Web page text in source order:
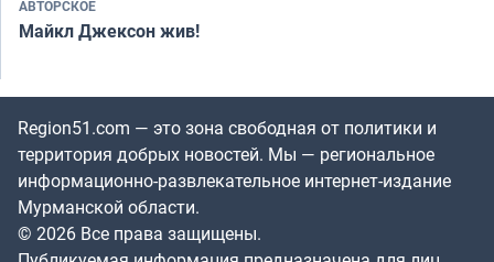
АВТОРСКОЕ
Майкл Джексон жив!
Region51.com — это зона свободная от политики и
территория добрых новостей. Мы — региональное
информационно-развлекательное интернет-издание
Мурманской области.
© 2026 Все права защищены.